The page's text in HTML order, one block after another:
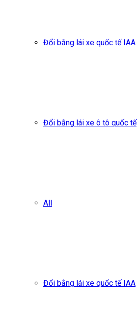
Đổi bằng lái xe quốc tế IAA
Đổi bằng lái xe ô tô quốc tế
All
Đổi bằng lái xe quốc tế IAA